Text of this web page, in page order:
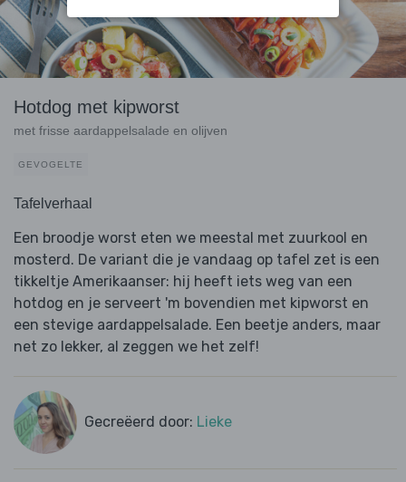
Hotdog met kipworst
met frisse aardappelsalade en olijven
GEVOGELTE
Tafelverhaal
Een broodje worst eten we meestal met zuurkool en
mosterd. De variant die je vandaag op tafel zet is een
tikkeltje Amerikaanser: hij heeft iets weg van een
hotdog en je serveert 'm bovendien met kipworst en
een stevige aardappelsalade. Een beetje anders, maar
net zo lekker, al zeggen we het zelf!
Gecreëerd door: Lieke